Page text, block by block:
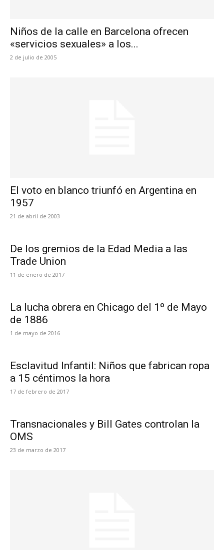
Niños de la calle en Barcelona ofrecen
«servicios sexuales» a los...
2 de julio de 2005
El voto en blanco triunfó en Argentina en
1957
21 de abril de 2003
De los gremios de la Edad Media a las
Trade Union
11 de enero de 2017
La lucha obrera en Chicago del 1º de Mayo
de 1886
1 de mayo de 2016
Esclavitud Infantil: Niños que fabrican ropa
a 15 céntimos la hora
17 de febrero de 2017
Transnacionales y Bill Gates controlan la
OMS
23 de marzo de 2017